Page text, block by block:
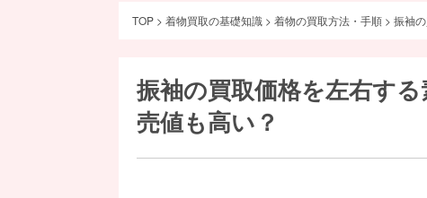
TOP > 着物買取の基礎知識 > 着物の買取方法・手順 > 振袖
振袖の買取価格を左右す
売値も高い？